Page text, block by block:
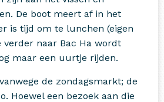
De boot meert af in het
is tijd om te lunchen (eigen
verder naar Bac Ha wordt
maar een uurtje rijden.
de zondagsmarkt; de
Hoewel een bezoek aan die